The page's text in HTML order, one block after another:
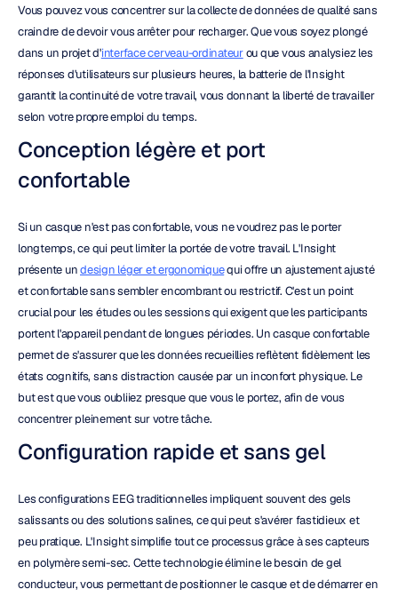
Vous pouvez vous concentrer sur la collecte de données de qualité sans
craindre de devoir vous arrêter pour recharger. Que vous soyez plongé
dans un projet d'interface cerveau-ordinateur ou que vous analysiez les
réponses d'utilisateurs sur plusieurs heures, la batterie de l'Insight
garantit la continuité de votre travail, vous donnant la liberté de travailler
selon votre propre emploi du temps.
Conception légère et port
confortable
Si un casque n'est pas confortable, vous ne voudrez pas le porter
longtemps, ce qui peut limiter la portée de votre travail. L'Insight
présente un design léger et ergonomique qui offre un ajustement ajusté
et confortable sans sembler encombrant ou restrictif. C'est un point
crucial pour les études ou les sessions qui exigent que les participants
portent l'appareil pendant de longues périodes. Un casque confortable
permet de s'assurer que les données recueillies reflètent fidèlement les
états cognitifs, sans distraction causée par un inconfort physique. Le
but est que vous oubliiez presque que vous le portez, afin de vous
concentrer pleinement sur votre tâche.
Configuration rapide et sans gel
Les configurations EEG traditionnelles impliquent souvent des gels
salissants ou des solutions salines, ce qui peut s'avérer fastidieux et
peu pratique. L'Insight simplifie tout ce processus grâce à ses capteurs
en polymère semi-sec. Cette technologie élimine le besoin de gel
conducteur, vous permettant de positionner le casque et de démarrer en